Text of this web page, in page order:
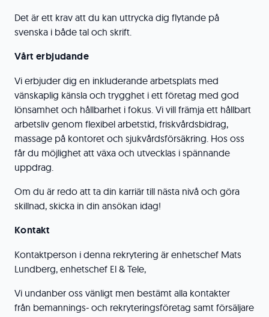
Det är ett krav att du kan uttrycka dig flytande på
svenska i både tal och skrift.
Vårt erbjudande
Vi erbjuder dig en inkluderande arbetsplats med
vänskaplig känsla och trygghet i ett företag med god
lönsamhet och hållbarhet i fokus. Vi vill främja ett hållbart
arbetsliv genom flexibel arbetstid, friskvårdsbidrag,
massage på kontoret och sjukvårdsförsäkring. Hos oss
får du möjlighet att växa och utvecklas i spännande
uppdrag.
Om du är redo att ta din karriär till nästa nivå och göra
skillnad, skicka in din ansökan idag!
Kontakt
Kontaktperson i denna rekrytering är enhetschef Mats
Lundberg, enhetschef El & Tele,
Vi undanber oss vänligt men bestämt alla kontakter
från bemannings- och rekryteringsföretag samt försäljare